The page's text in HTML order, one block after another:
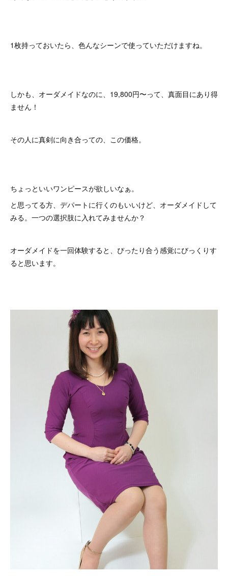
1枚持っておいたら、色んなシーンで使っていただけますね。
しかも、オーダメイドなのに、19,800円〜って、真面目にあり得
ません！
その人に真剣に向き合っての、この価格。
ちょっといいワンピースが欲しいなぁ。
と思ってる方、デパートに行くのもいいけど、オーダメイドして
みる。一つの選択肢に入れてみませんか？
オーダメイドを一回体験すると、ぴったり合う感覚にびっくりす
ると思います。